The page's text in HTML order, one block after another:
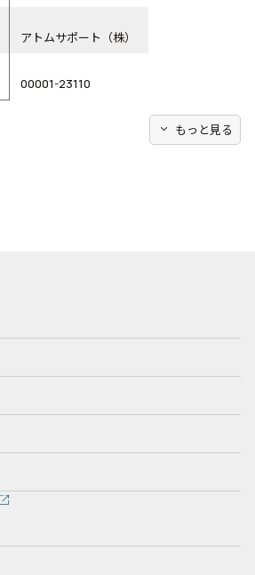
アトムサポート（株）
00001-23110
expand_more もっと見る